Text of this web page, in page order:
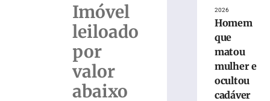
Imóvel
leiloado
por
valor
abaixo
2026
Homem
que
matou
mulher e
ocultou
cadáver